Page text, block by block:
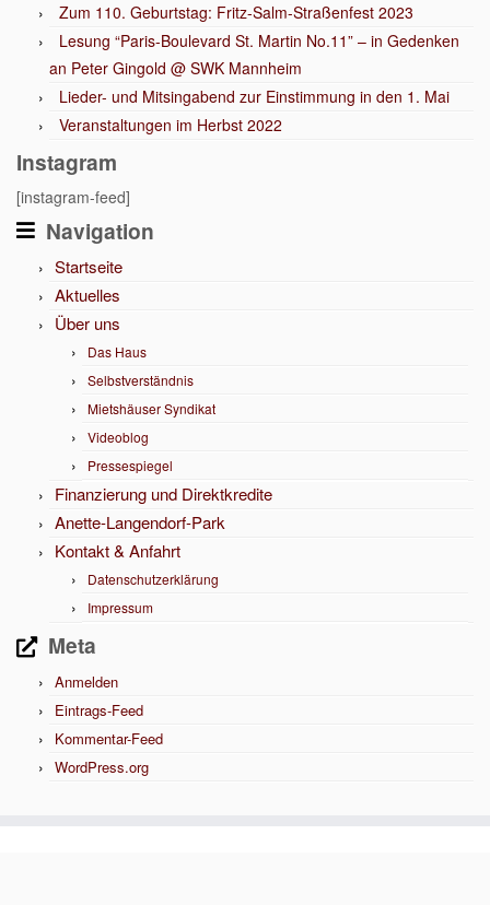
Zum 110. Geburtstag: Fritz-Salm-Straßenfest 2023
Lesung “Paris-Boulevard St. Martin No.11” – in Gedenken
an Peter Gingold @ SWK Mannheim
Lieder- und Mitsingabend zur Einstimmung in den 1. Mai
Veranstaltungen im Herbst 2022
Instagram
[instagram-feed]
Navigation
Startseite
Aktuelles
Über uns
Das Haus
Selbstverständnis
Mietshäuser Syndikat
Videoblog
Pressespiegel
Finanzierung und Direktkredite
Anette-Langendorf-Park
Kontakt & Anfahrt
Datenschutzerklärung
Impressum
Meta
Anmelden
Eintrags-Feed
Kommentar-Feed
WordPress.org